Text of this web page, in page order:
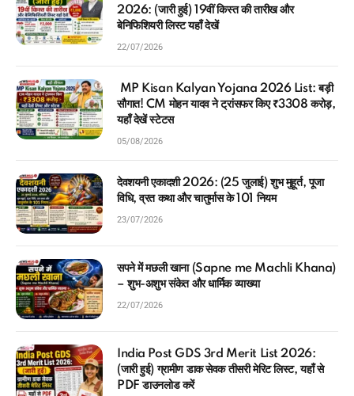
2026: (जारी हुई) 19वीं किस्त की तारीख और
बेनिफिशियरी लिस्ट यहाँ देखें
22/07/2026
MP Kisan Kalyan Yojana 2026 List: बड़ी
सौगात! CM मोहन यादव ने ट्रांसफर किए ₹3308 करोड़,
यहाँ देखें स्टेटस
05/08/2026
देवशयनी एकादशी 2026: (25 जुलाई) शुभ मुहूर्त, पूजा
विधि, व्रत कथा और चातुर्मास के 101 नियम
23/07/2026
सपने में मछली खाना (Sapne me Machli Khana)
– शुभ-अशुभ संकेत और धार्मिक व्याख्या
22/07/2026
India Post GDS 3rd Merit List 2026:
(जारी हुई) ग्रामीण डाक सेवक तीसरी मेरिट लिस्ट, यहाँ से
PDF डाउनलोड करें